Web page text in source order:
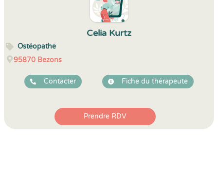
Celia Kurtz
Ostéopathe
95870 Bezons
Contacter Fiche du thérapeute
Prendre RDV